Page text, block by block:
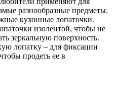
разнообразные предметы.
кухонные лопаточки.
изолентой, чтобы не
зеркальную поверхность.
лопатку – для фиксации
продеть ее в